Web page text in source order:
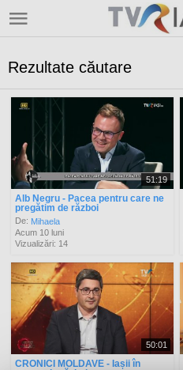
Rezultate căutare
Sortaţi după:
51:19
Alb Negru - Pacea pentru care ne
pregătim de război
De: Mihaela
Acum 10 luni
Vizualizări: 14
50:01
CRONICI MOLDAVE - Iașii în